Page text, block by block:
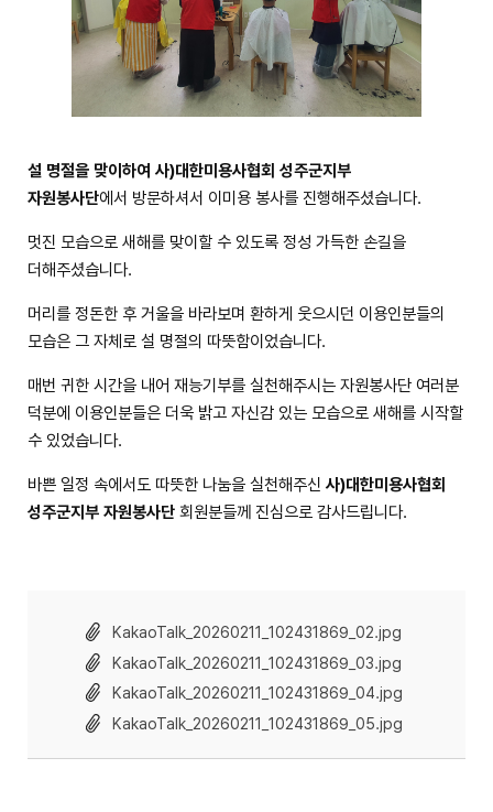
설 명절을 맞이하여 사)대한미용사협회 성주군지부
자원봉사단에서 방문하셔서 이미용 봉사를 진행해주셨습니다.
멋진 모습으로 새해를 맞이할 수 있도록 정성 가득한 손길을
더해주셨습니다.
머리를 정돈한 후 거울을 바라보며 환하게 웃으시던 이용인분들의
모습은 그 자체로 설 명절의 따뜻함이었습니다.
매번 귀한 시간을 내어 재능기부를 실천해주시는 자원봉사단 여러분
덕분에 이용인분들은 더욱 밝고 자신감 있는 모습으로 새해를 시작할
수 있었습니다.
바쁜 일정 속에서도 따뜻한 나눔을 실천해주신사)대한미용사협회
성주군지부 자원봉사단 회원분들께 진심으로 감사드립니다.
KakaoTalk_20260211_102431869_02.jpg
KakaoTalk_20260211_102431869_03.jpg
KakaoTalk_20260211_102431869_04.jpg
KakaoTalk_20260211_102431869_05.jpg